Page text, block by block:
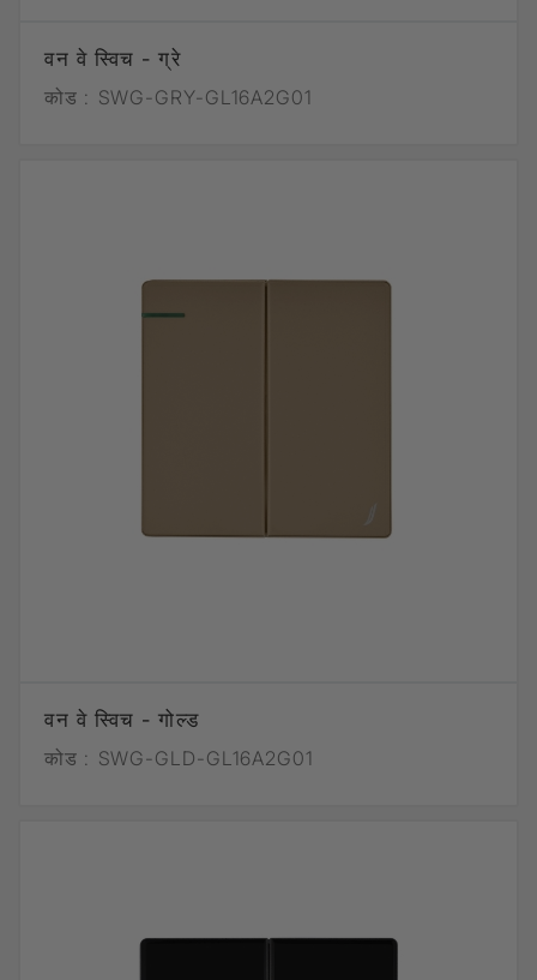
वन वे स्विच - ग्रे
कोड : SWG-GRY-GL16A2G01
वन वे स्विच - गोल्ड
कोड : SWG-GLD-GL16A2G01